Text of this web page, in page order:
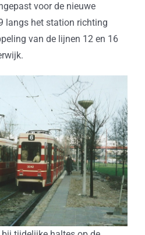
voor de nieuwe
langs het station richting
van de lijnen 12 en 16